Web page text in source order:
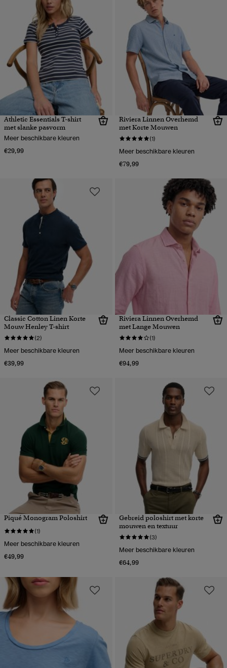
Athletic Essentials T-shirt
met slanke pasvorm
Meer beschikbare kleuren
€29,99
Riviera Linnen Overhemd
met Korte Mouwen
(1)
Meer beschikbare kleuren
€79,99
Classic Cotton Linen Korte
Mouw Henley T-shirt
(2)
Meer beschikbare kleuren
€39,99
Riviera Linnen Overhemd
met Lange Mouwen
(1)
Meer beschikbare kleuren
€94,99
Piqué Monogram Poloshirt
(1)
Meer beschikbare kleuren
€49,99
Gebreid poloshirt met korte
mouwen en textuur
(3)
Meer beschikbare kleuren
€64,99